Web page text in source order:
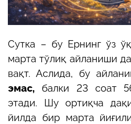
Сутка – бу Ернинг ўз
марта тўлиқ айланиши
вақт. Аслида, бу
эмас, балки 23 соат
этади. Шу ортиқча
йилда бир марта